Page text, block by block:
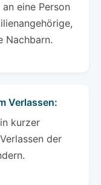
eine Person
Nachbarn.
Verlassen:
kurzer
der